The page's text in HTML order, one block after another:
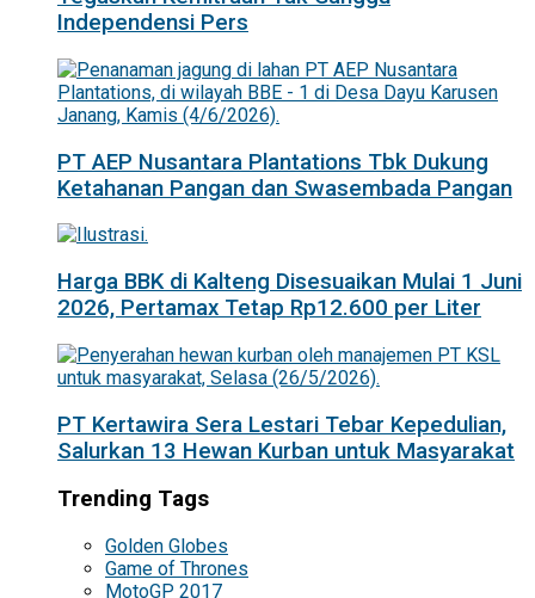
Independensi Pers
PT AEP Nusantara Plantations Tbk Dukung
Ketahanan Pangan dan Swasembada Pangan
Harga BBK di Kalteng Disesuaikan Mulai 1 Juni
2026, Pertamax Tetap Rp12.600 per Liter
PT Kertawira Sera Lestari Tebar Kepedulian,
Salurkan 13 Hewan Kurban untuk Masyarakat
Trending Tags
Golden Globes
Game of Thrones
MotoGP 2017